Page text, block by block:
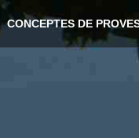
CONCEPTES DE